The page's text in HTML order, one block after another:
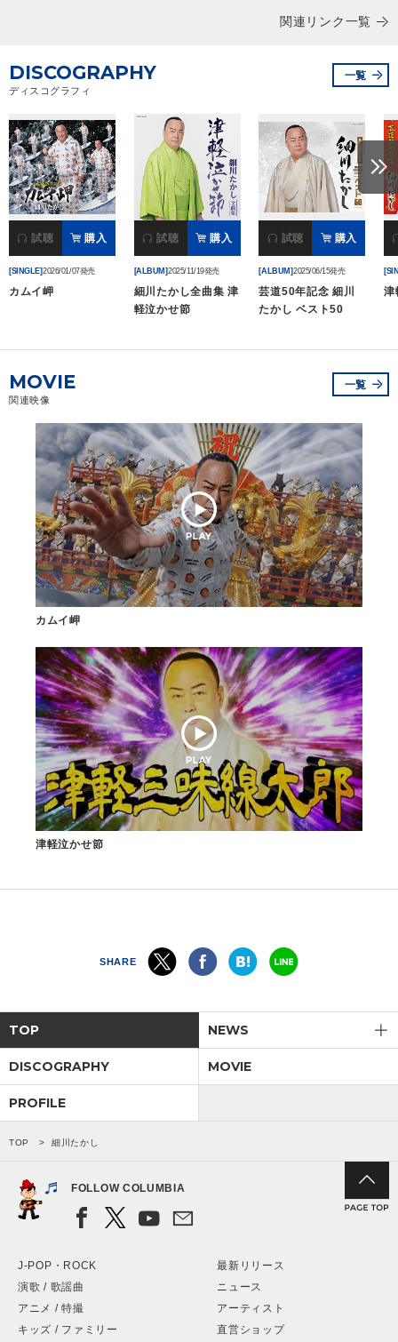
関連リンク一覧
DISCOGRAPHY
ディスコグラフィ
一覧
試聴 購入
[SINGLE]2026/01/07発売
カムイ岬
試聴 購入
[ALBUM]2025/11/19発売
細川たかし全曲集 津
軽泣かせ節
試聴 購入
[ALBUM]2025/06/15発売
芸道50年記念 細川
たかし ベスト50
津
MOVIE
関連映像
一覧
カムイ岬
津軽泣かせ節
SHARE
TOP NEWS
DISCOGRAPHY MOVIE
PROFILE
TOP 細川たかし
FOLLOW COLUMBIA
J-POP・ROCK
演歌 / 歌謡曲
アニメ / 特撮
キッズ / ファミリー
最新リリース
ニュース
アーティスト
直営ショップ